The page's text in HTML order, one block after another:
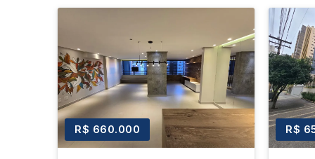
R$ 660.000 R$